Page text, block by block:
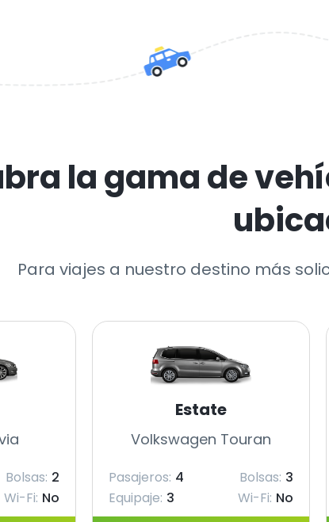
la gama de
Para viajes a nuestro destino más
Bolsas: 2
Wi-Fi: No
Estate
Volkswagen Touran
Pasajeros: 4 Bolsas: 3
Equipaje: 3 Wi-Fi: No